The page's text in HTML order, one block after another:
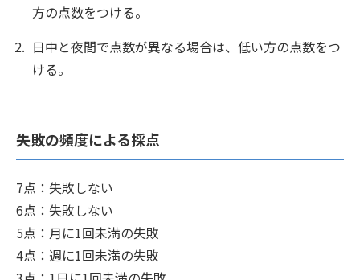
方の点数をつける。
日中と夜間で点数が異なる場合は、低い方の点数をつ
ける。
失敗の頻度による採点
7点：失敗しない
6点：失敗しない
5点：月に1回未満の失敗
4点：週に1回未満の失敗